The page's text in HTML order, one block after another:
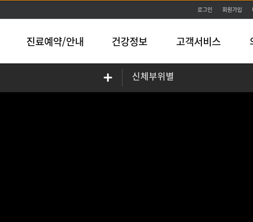
본문바로가기
로그인 회원가입
진료예약/안내 건강정보 고객서비스
신체부위별